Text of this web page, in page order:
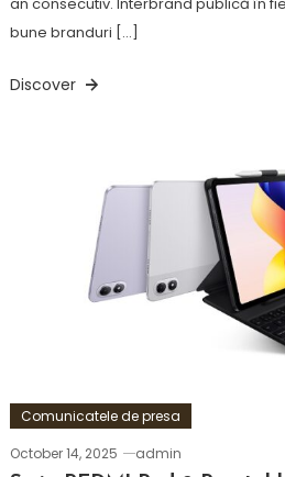
bune branduri […]
Discover
Comunicatele de presa
October 14, 2025
admin